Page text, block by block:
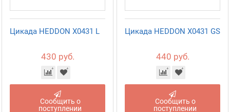
Цикада HEDDON X0431 L
430 руб.
Сообщить о
поступлении
Цикада HEDDON X0431 GS
440 руб.
Сообщить о
поступлении